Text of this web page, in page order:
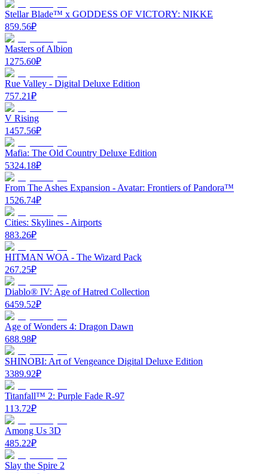
Stellar Blade™ x GODDESS OF VICTORY: NIKKE
859.56₽
Masters of Albion
1275.60₽
Rue Valley - Digital Deluxe Edition
757.21₽
V Rising
1457.56₽
Mafia: The Old Country Deluxe Edition
5324.18₽
From The Ashes Expansion - Avatar: Frontiers of Pandora™
1526.74₽
Cities: Skylines - Airports
883.26₽
HITMAN WOA - The Wizard Pack
267.25₽
Diablo® IV: Age of Hatred Collection
6459.52₽
Age of Wonders 4: Dragon Dawn
688.98₽
SHINOBI: Art of Vengeance Digital Deluxe Edition
3389.92₽
Titanfall™ 2: Purple Fade R-97
113.72₽
Among Us 3D
485.22₽
Slay the Spire 2